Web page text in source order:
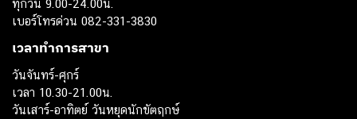
ทุกวัน 9.00-24.00น.
เบอร์โทรด่วน 082-331-3830
เวลาทำการสาขา
วันจันทร์-ศุกร์
เวลา 10.30-21.00น.
วันเสาร์-อาทิตย์ วันหยุดนักขัตฤกษ์